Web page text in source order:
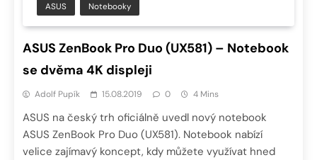
ASUS Notebooky
ASUS ZenBook Pro Duo (UX581) – Notebook
se dvěma 4K displeji
Adolf Pupík 15.08.2019 0 4 Mins
ASUS na český trh oficiálně uvedl nový notebook
ASUS ZenBook Pro Duo (UX581). Notebook nabízí
velice zajímavý koncept, kdy můžete využívat hned